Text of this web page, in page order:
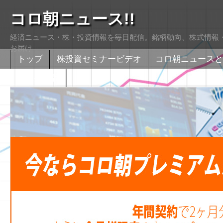
コロ朝ニュース!!
経済ニュース・株・投資情報を毎日配信。銘柄動向、株式情
お届け
トップ 株投資セミナービデオ
コロ朝ニュース